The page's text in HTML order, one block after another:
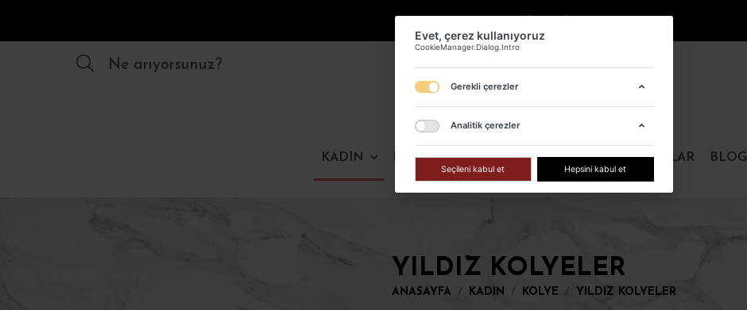
Ne arıyorsunuz?
KADIN ERKEK FIRSAT ÜRÜNLERI ÇOK SATANLAR BLOG
YILDIZ KOLYELER
ANASAYFA KADIN KOLYE YILDIZ KOLYELER
CookieManager.Dialog.Intro
Gerekli çerezler
Analitik çerezler